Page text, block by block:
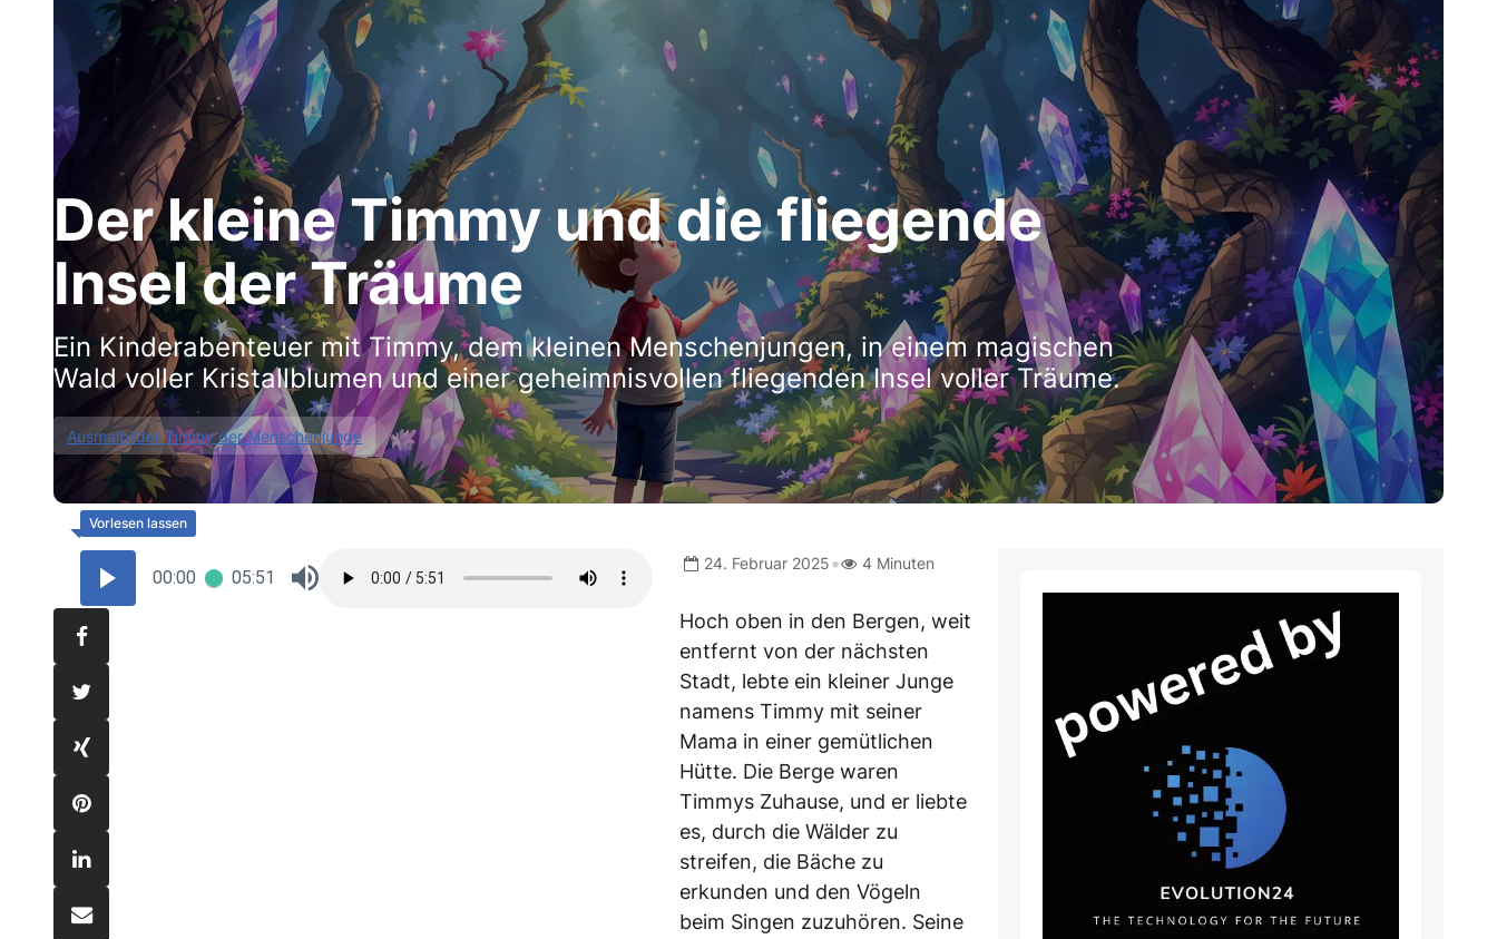
Der kleine Timmy und die fliegende
Insel der Träume
Ein Kinderabenteuer mit Timmy, dem kleinen Menschenjungen, in einem magischen
Wald voller Kristallblumen und einer geheimnisvollen fliegenden Insel voller Träume.
Ausmalbilder Timmy der Menschenjunge
00:00 05:51
24. Februar 2025• 4 Minuten
Hoch oben in den Bergen, weit
entfernt von der nächsten
Stadt, lebte ein kleiner Junge
namens Timmy mit seiner
Mama in einer gemütlichen
Hütte. Die Berge waren
Timmys Zuhause, und er liebte
es, durch die Wälder zu
streifen, die Bäche zu
erkunden und den Vögeln
beim Singen zuzuhören. Seine